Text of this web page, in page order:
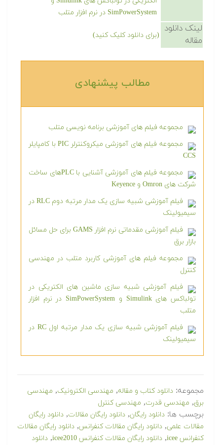
SimPowerSystem در نرم افزار متلب
لینک دانلود
مقاله
(برای دانلود کلیک کنید)
مطالب پیشنهادی‎
مجموعه فیلم های آموزشی برنامه نویسی متلب
مجموعه فیلم های آموزشی میکروکنترلر PIC با کامپایلر
CCS
مجموعه فیلم های آموزشی آشنایی با PLCهای ساخت
شرکت های Omron و Keyence
فیلم آموزشی شبیه سازی یک مدار مرتبه دوم RLC در
سیمیولینک
فیلم آموزشی مقدماتی نرم افزار GAMS برای حل مسائل
بازار برق
مجموعه فیلم های آموزشی کاربرد متلب در مهندسی
کنترل
فیلم آموزشی شبیه سازی ماشین های الکتریکی در
تولباکس های Simulink و SimPowerSystem در نرم افزار
متلب
فیلم آموزشی شبیه سازی یک مدار مرتبه اول RC در
سیمیولینک
مجموعه: دانلود کتاب و مقاله, مهندسی الکترونیک, مهندسی
برق, مهندسی قدرت, مهندسی کنترل
برچسب ها: دانلود رایگان, دانلود رایگان مقالات, دانلود رایگان
مقالات علمی, دانلود رایگان مقالات كنفرانس, دانلود رایگان مقالات
کنفرانس icee
, دانلود رایگان مقالات کنفرانس icee2010 , دانلود